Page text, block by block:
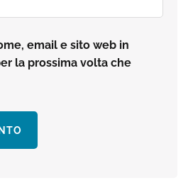
email e sito web in
la prossima volta che